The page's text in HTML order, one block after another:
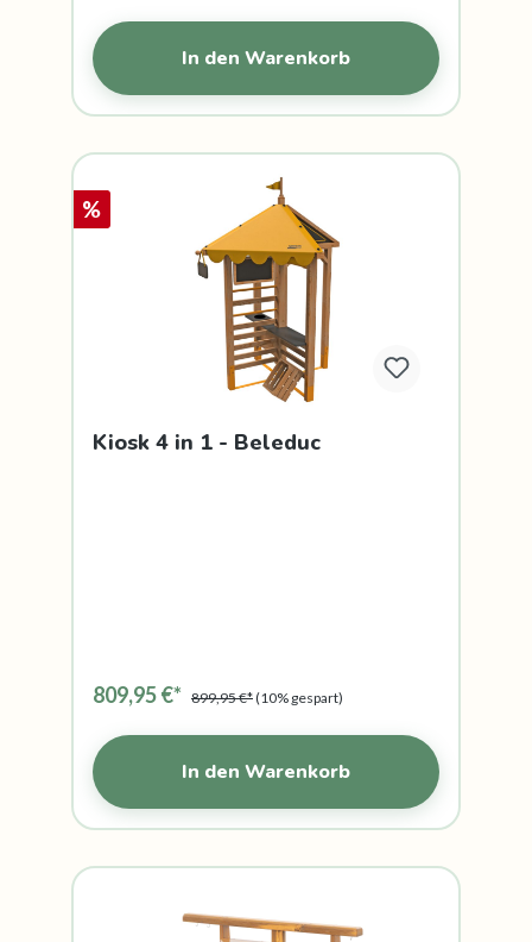
In den Warenkorb
%
Kiosk 4 in 1 - Beleduc
809,95 €* 899,95 €*(10% gespart)
In den Warenkorb